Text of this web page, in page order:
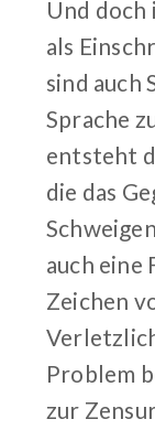
Und doch
als
sind auch
Sprache
entsteht
die das
auch eine
Zeichen
Problem
zur